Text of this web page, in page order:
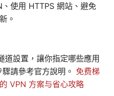
使用 HTTPS 網站、避免
。
道設置，讓你指定哪些應用
請參考官方說明。 免费梯
VPN 方案与省心攻略